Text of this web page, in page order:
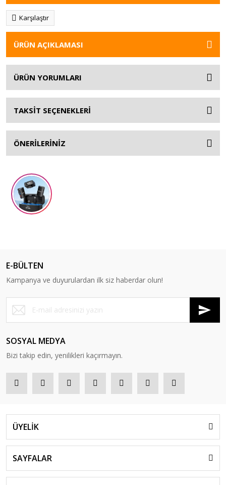
Karşılaştır
ÜRÜN AÇIKLAMASI
ÜRÜN YORUMLARI
TAKSİT SEÇENEKLERİ
ÖNERİLERİNİZ
E-BÜLTEN
Kampanya ve duyurulardan ilk siz haberdar olun!
SOSYAL MEDYA
Bizi takip edin, yenilikleri kaçırmayın.
ÜYELİK
SAYFALAR